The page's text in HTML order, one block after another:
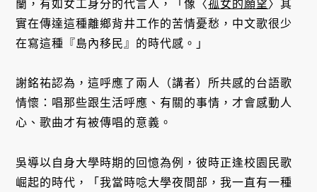
蘭，有如女工身分的代言人，「像〈孤女的願望〉其
實在傳達這種離鄉背井工作的苦情憂愁，中文歌很少
在寫這種『島內移民』的時代感。」
謝銘祐認為，這呼應了兩人（講者）所共感的台語歌
情懷：唱那些跟生活呼應、有關的事情，才會感動人
心、歌曲才有被傳唱的意義。
吳導以自身大學時期的回憶為例，彼時正逢校園民歌
崛起的時代，「我當時唸大學夜間部，我一直有一種